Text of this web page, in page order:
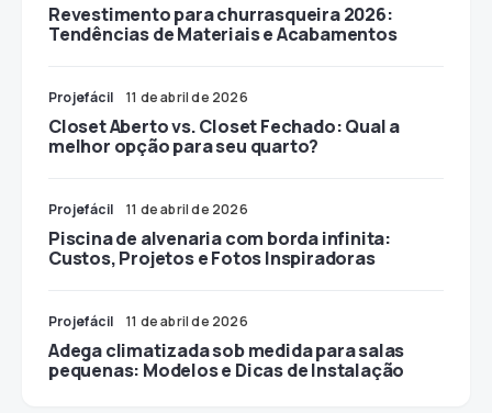
Revestimento para churrasqueira 2026:
Tendências de Materiais e Acabamentos
Projefácil 11 de abril de 2026
Closet Aberto vs. Closet Fechado: Qual a
melhor opção para seu quarto?
Projefácil 11 de abril de 2026
Piscina de alvenaria com borda infinita:
Custos, Projetos e Fotos Inspiradoras
Projefácil 11 de abril de 2026
Adega climatizada sob medida para salas
pequenas: Modelos e Dicas de Instalação